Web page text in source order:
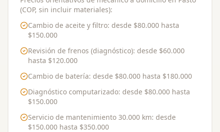
(COP, sin incluir materiales):
Cambio de aceite y filtro: desde $80.000 hasta
$150.000
Revisión de frenos (diagnóstico): desde $60.000
hasta $120.000
Cambio de batería: desde $80.000 hasta $180.000
Diagnóstico computarizado: desde $80.000 hasta
$150.000
Servicio de mantenimiento 30.000 km: desde
$150.000 hasta $350.000